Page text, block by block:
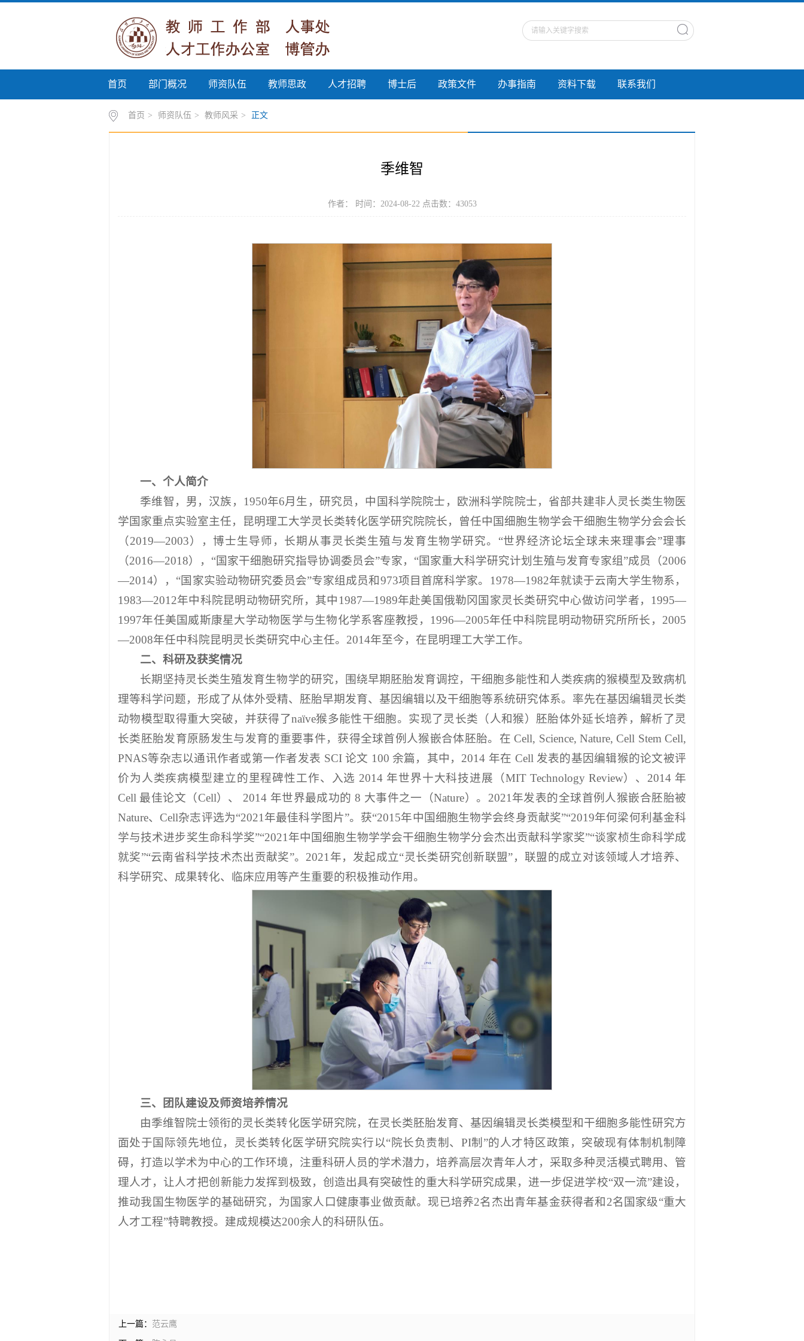
首页 部门概况 师资队伍 教师思政 人才招聘 博士后 政策文件 办事指南 资料下载 联系我们
首页 > 师资队伍 > 教师风采 > 正文
季维智
作者： 时间：2024-08-22 点击数： 43053
一、个人简介
季维智，男，汉族，1950年6月生，研究员，中国科学院院士，欧洲科学院院士，省部共建非人灵长类生物医
学国家重点实验室主任，昆明理工大学灵长类转化医学研究院院长，曾任中国细胞生物学会干细胞生物学分会会长
（2019—2003），博士生导师，长期从事灵长类生殖与发育生物学研究。“世界经济论坛全球未来理事会”理事
（2016—2018），“国家干细胞研究指导协调委员会”专家，“国家重大科学研究计划生殖与发育专家组”成员（2006
—2014），“国家实验动物研究委员会”专家组成员和973项目首席科学家。1978—1982年就读于云南大学生物系，
1983—2012年中科院昆明动物研究所，其中1987—1989年赴美国俄勒冈国家灵长类研究中心做访问学者，1995—
1997年任美国威斯康星大学动物医学与生物化学系客座教授，1996—2005年任中科院昆明动物研究所所长，2005
—2008年任中科院昆明灵长类研究中心主任。2014年至今，在昆明理工大学工作。
二、科研及获奖情况
长期坚持灵长类生殖发育生物学的研究，围绕早期胚胎发育调控，干细胞多能性和人类疾病的猴模型及致病机
理等科学问题，形成了从体外受精、胚胎早期发育、基因编辑以及干细胞等系统研究体系。率先在基因编辑灵长类
动物模型取得重大突破，并获得了naïve猴多能性干细胞。实现了灵长类（人和猴）胚胎体外延长培养，解析了灵
长类胚胎发育原肠发生与发育的重要事件，获得全球首例人猴嵌合体胚胎。在 Cell, Science, Nature, Cell Stem Cell,
PNAS等杂志以通讯作者或第一作者发表 SCI 论文 100 余篇，其中，2014 年在 Cell 发表的基因编辑猴的论文被评
价为人类疾病模型建立的里程碑性工作、入选 2014 年世界十大科技进展（MIT Technology Review）、2014 年
Cell 最佳论文（Cell）、 2014 年世界最成功的 8 大事件之一（Nature）。2021年发表的全球首例人猴嵌合胚胎被
Nature、Cell杂志评选为“2021年最佳科学图片”。获“2015年中国细胞生物学会终身贡献奖”“2019年何梁何利基金科
学与技术进步奖生命科学奖”“2021年中国细胞生物学学会干细胞生物学分会杰出贡献科学家奖”“谈家桢生命科学成
就奖”“云南省科学技术杰出贡献奖”。2021年，发起成立“灵长类研究创新联盟”，联盟的成立对该领域人才培养、
科学研究、成果转化、临床应用等产生重要的积极推动作用。
三、团队建设及师资培养情况
由季维智院士领衔的灵长类转化医学研究院，在灵长类胚胎发育、基因编辑灵长类模型和干细胞多能性研究方
面处于国际领先地位，灵长类转化医学研究院实行以“院长负责制、PI制”的人才特区政策，突破现有体制机制障
碍，打造以学术为中心的工作环境，注重科研人员的学术潜力，培养高层次青年人才，采取多种灵活模式聘用、管
理人才，让人才把创新能力发挥到极致，创造出具有突破性的重大科学研究成果，进一步促进学校“双一流”建设，
推动我国生物医学的基础研究，为国家人口健康事业做贡献。现已培养2名杰出青年基金获得者和2名国家级“重大
人才工程”特聘教授。建成规模达200余人的科研队伍。
上一篇： 范云鹰